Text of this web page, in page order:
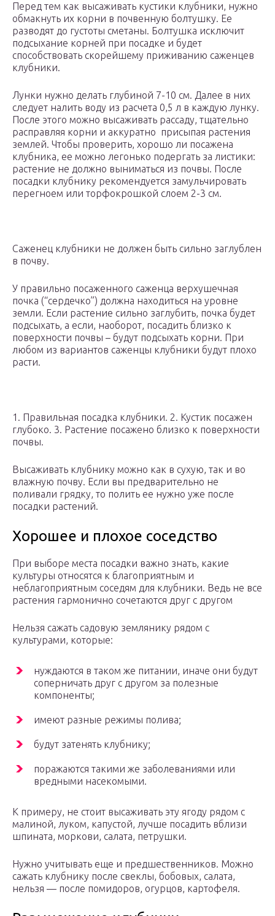
Перед тем как высаживать кустики клубники, нужно
обмакнуть их корни в почвенную болтушку. Ее
разводят до густоты сметаны. Болтушка исключит
подсыхание корней при посадке и будет
способствовать скорейшему приживанию саженцев
клубники.
Лунки нужно делать глубиной 7-10 см. Далее в них
следует налить воду из расчета 0,5 л в каждую лунку.
После этого можно высаживать рассаду, тщательно
расправляя корни и аккуратно присыпая растения
землей. Чтобы проверить, хорошо ли посажена
клубника, ее можно легонько подергать за листики:
растение не должно выниматься из почвы. После
посадки клубнику рекомендуется замульчировать
перегноем или торфокрошкой слоем 2-3 см.
Саженец клубники не должен быть сильно заглублен
в почву.
У правильно посаженного саженца верхушечная
почка (“сердечко”) должна находиться на уровне
земли. Если растение сильно заглубить, почка будет
подсыхать, а если, наоборот, посадить близко к
поверхности почвы – будут подсыхать корни. При
любом из вариантов саженцы клубники будут плохо
расти.
1. Правильная посадка клубники. 2. Кустик посажен
глубоко. 3. Растение посажено близко к поверхности
почвы.
Высаживать клубнику можно как в сухую, так и во
влажную почву. Если вы предварительно не
поливали грядку, то полить ее нужно уже после
посадки растений.
Хорошее и плохое соседство
При выборе места посадки важно знать, какие
культуры относятся к благоприятным и
неблагоприятным соседям для клубники. Ведь не все
растения гармонично сочетаются друг с другом
Нельзя сажать садовую землянику рядом с
культурами, которые:
нуждаются в таком же питании, иначе они будут
соперничать друг с другом за полезные
компоненты;
имеют разные режимы полива;
будут затенять клубнику;
поражаются такими же заболеваниями или
вредными насекомыми.
К примеру, не стоит высаживать эту ягоду рядом с
малиной, луком, капустой, лучше посадить вблизи
шпината, моркови, салата, петрушки.
Нужно учитывать еще и предшественников. Можно
сажать клубнику после свеклы, бобовых, салата,
нельзя — после помидоров, огурцов, картофеля.